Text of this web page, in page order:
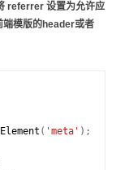
referrer 设置为允许应
端模版的header或者
( 'meta' );